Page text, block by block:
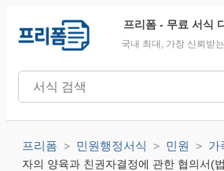
프리폼 - 무료 서식
국내 최대, 가장 신뢰받
프리폼 민원행정서식 민원 가
자의 양육과 친권자결정에 관한 협의서(